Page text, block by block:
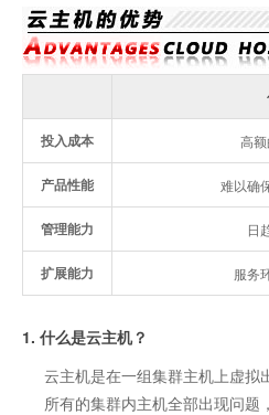
投入成本 高
产品性能 难以确
管理能力 日
扩展能力 服务
1. 什么是云主机？
云主机是在一组集群主机上虚拟
所有的集群内主机全部出现问